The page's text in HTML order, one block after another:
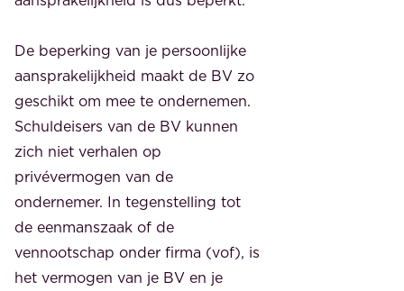
De beperking van je persoonlijke
aansprakelijkheid maakt de BV zo
geschikt om mee te ondernemen.
Schuldeisers van de BV kunnen
zich niet verhalen op
privévermogen van de
ondernemer. In tegenstelling tot
de eenmanszaak of de
vennootschap onder firma (vof), is
het vermogen van je BV en je